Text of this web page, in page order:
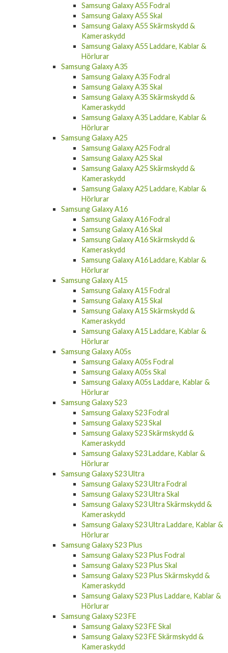
Samsung Galaxy A55 Fodral
Samsung Galaxy A55 Skal
Samsung Galaxy A55 Skärmskydd &
Kameraskydd
Samsung Galaxy A55 Laddare, Kablar &
Hörlurar
Samsung Galaxy A35
Samsung Galaxy A35 Fodral
Samsung Galaxy A35 Skal
Samsung Galaxy A35 Skärmskydd &
Kameraskydd
Samsung Galaxy A35 Laddare, Kablar &
Hörlurar
Samsung Galaxy A25
Samsung Galaxy A25 Fodral
Samsung Galaxy A25 Skal
Samsung Galaxy A25 Skärmskydd &
Kameraskydd
Samsung Galaxy A25 Laddare, Kablar &
Hörlurar
Samsung Galaxy A16
Samsung Galaxy A16 Fodral
Samsung Galaxy A16 Skal
Samsung Galaxy A16 Skärmskydd &
Kameraskydd
Samsung Galaxy A16 Laddare, Kablar &
Hörlurar
Samsung Galaxy A15
Samsung Galaxy A15 Fodral
Samsung Galaxy A15 Skal
Samsung Galaxy A15 Skärmskydd &
Kameraskydd
Samsung Galaxy A15 Laddare, Kablar &
Hörlurar
Samsung Galaxy A05s
Samsung Galaxy A05s Fodral
Samsung Galaxy A05s Skal
Samsung Galaxy A05s Laddare, Kablar &
Hörlurar
Samsung Galaxy S23
Samsung Galaxy S23 Fodral
Samsung Galaxy S23 Skal
Samsung Galaxy S23 Skärmskydd &
Kameraskydd
Samsung Galaxy S23 Laddare, Kablar &
Hörlurar
Samsung Galaxy S23 Ultra
Samsung Galaxy S23 Ultra Fodral
Samsung Galaxy S23 Ultra Skal
Samsung Galaxy S23 Ultra Skärmskydd &
Kameraskydd
Samsung Galaxy S23 Ultra Laddare, Kablar &
Hörlurar
Samsung Galaxy S23 Plus
Samsung Galaxy S23 Plus Fodral
Samsung Galaxy S23 Plus Skal
Samsung Galaxy S23 Plus Skärmskydd &
Kameraskydd
Samsung Galaxy S23 Plus Laddare, Kablar &
Hörlurar
Samsung Galaxy S23 FE
Samsung Galaxy S23 FE Skal
Samsung Galaxy S23 FE Skärmskydd &
Kameraskydd